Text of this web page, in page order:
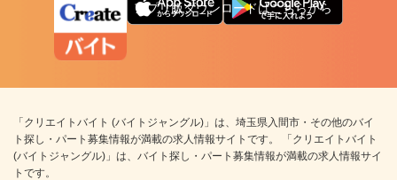
アプリ版ダウンロードはこちらから
「クリエイトバイト (バイトジャングル)」は、埼玉県入間市・その他のバイ
ト探し・パート募集情報が満載の求人情報サイトです。 「クリエイトバイト
(バイトジャングル)」は、バイト探し・パート募集情報が満載の求人情報サイ
トです。